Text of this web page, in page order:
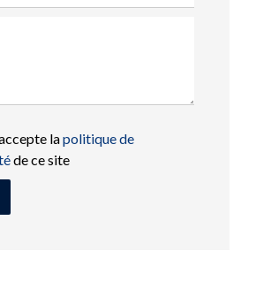
lapolitique de
de ce site